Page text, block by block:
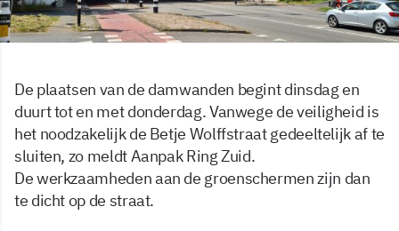
De plaatsen van de damwanden begint dinsdag en
duurt tot en met donderdag. Vanwege de veiligheid is
het noodzakelijk de Betje Wolffstraat gedeeltelijk af te
sluiten, zo meldt Aanpak Ring Zuid.
De werkzaamheden aan de groenschermen zijn dan
te dicht op de straat.